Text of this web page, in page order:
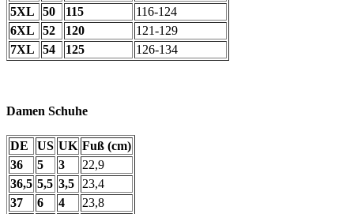
5XL
50 115
116-124
6XL
52 120
121-129
7XL
54 125 126-134
Damen Schuhe
DE US UK Fuß (cm)
36
5 3
22,9
36,5 5,5 3,5
23,4
37
6 4
23,8